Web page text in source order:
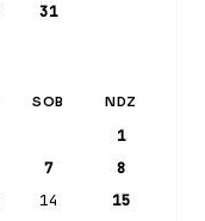
31
SOB NDZ
1
7
8
14
15